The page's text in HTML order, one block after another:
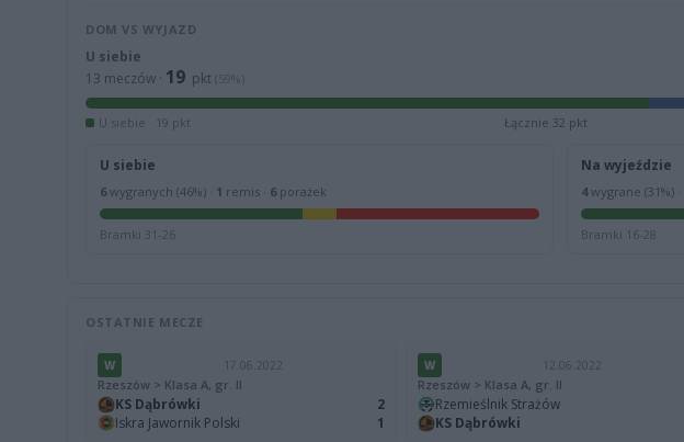
DOM VS WYJAZD
U siebie
13 meczów · 19 pkt (59%)
U siebie · 19 pkt Łącznie 32 pkt
U siebie
6wygranych (46%) · 1 remis · 6porażek
Bramki 31-26
Na wyjeździe
4wygrane (31%) ·
Bramki 16-28
OSTATNIE MECZE
W 17.06.2022
Rzeszów > Klasa A, gr. II
KS Dąbrówki
2
Iskra Jawornik Polski
1
W 12.06.2022
Rzeszów > Klasa A, gr. II
Rzemieślnik Strażów
KS Dąbrówki